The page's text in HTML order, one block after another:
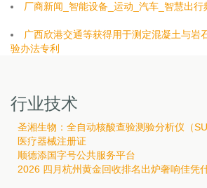
厂商新闻_智能设备_运动_汽车_智慧出行
广西欣港交通等获得用于测定混凝土与岩
验办法专利
行业技术
圣湘生物：全自动核酸查验测验分析仪（
医疗器械注册证
顺德添国字号公共服务平台
2026 四月杭州黄金回收排名出炉奢响佳凭